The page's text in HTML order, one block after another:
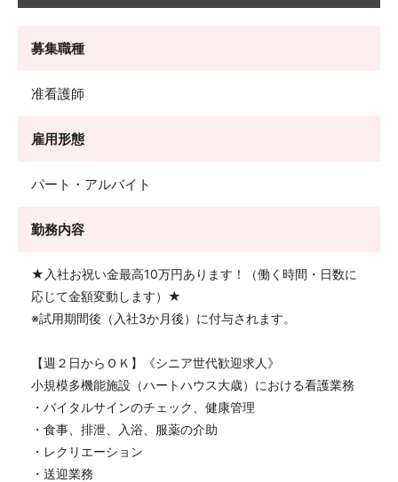
募集職種
准看護師
雇用形態
パート・アルバイト
勤務内容
★入社お祝い金最高10万円あります！（働く時間・日数に
応じて金額変動します）★
※試用期間後（入社3か月後）に付与されます。
【週２日からＯＫ】《シニア世代歓迎求人》
小規模多機能施設（ハートハウス大歳）における看護業務
・バイタルサインのチェック、健康管理
・食事、排泄、入浴、服薬の介助
・レクリエーション
・送迎業務